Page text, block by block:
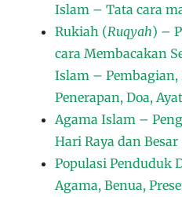
Islam – Tata cara
Rukiah (Ruqyah) –
cara Membacakan
Islam – Pembagian,
Penerapan, Doa,
Agama Islam –
Hari Raya dan Besar
Populasi Penduduk
Agama, Benua,